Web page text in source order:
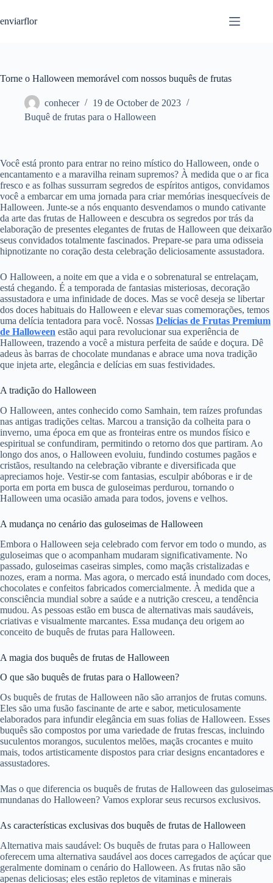
k
c
enviarflor
Torne o Halloween memorável com nossos buquês de frutas
conhecer
19 de October de 2023
Buquê de frutas para o Halloween
Você está pronto para entrar no reino místico do Halloween, onde o
encantamento e a maravilha reinam supremos? À medida que o ar fica
fresco e as folhas sussurram segredos de espíritos antigos, convidamos
você a embarcar em uma jornada para criar memórias inesquecíveis de
Halloween. Junte-se a nós enquanto desvendamos o mundo cativante
da arte das frutas de Halloween e descubra os segredos por trás da
elaboração de presentes elegantes de frutas de Halloween que deixarão
seus convidados totalmente fascinados. Prepare-se para uma odisseia
hipnotizante no coração desta celebração deliciosamente assustadora.
O Halloween, a noite em que a vida e o sobrenatural se entrelaçam,
está chegando. É a temporada de fantasias misteriosas, decoração
assustadora e uma infinidade de doces. Mas se você deseja se libertar
dos doces habituais do Halloween e elevar suas comemorações, temos
uma delícia tentadora para você. Nossas Delícias de Frutas Premium
de Halloween estão aqui para revolucionar sua experiência de
Halloween, trazendo a você a mistura perfeita de saúde e doçura. Dê
adeus às barras de chocolate mundanas e abrace uma nova tradição
que injeta arte, elegância e delícias em suas festividades.
A tradição do Halloween
O Halloween, antes conhecido como Samhain, tem raízes profundas
nas antigas tradições celtas. Marcou a transição da colheita para o
inverno, uma época em que as fronteiras entre os mundos físico e
espiritual se confundiram, permitindo o retorno dos que partiram. Ao
longo dos anos, o Halloween evoluiu, fundindo costumes pagãos e
cristãos, resultando na celebração vibrante e diversificada que
apreciamos hoje. Vestir-se com fantasias, esculpir abóboras e ir de
porta em porta em busca de guloseimas perdurou, tornando o
Halloween uma ocasião amada para todos, jovens e velhos.
A mudança no cenário das guloseimas de Halloween
Embora o Halloween seja celebrado com fervor em todo o mundo, as
guloseimas que o acompanham mudaram significativamente. No
passado, guloseimas caseiras simples, como maçãs cristalizadas e
nozes, eram a norma. Mas agora, o mercado está inundado com doces,
chocolates e confeitos fabricados comercialmente. À medida que a
consciência mundial sobre a saúde e a nutrição cresceu, a tendência
mudou. As pessoas estão em busca de alternativas mais saudáveis,
criativas e visualmente marcantes. Essa mudança deu origem ao
conceito de buquês de frutas para Halloween.
A magia dos buquês de frutas de Halloween
O que são buquês de frutas para o Halloween?
Os buquês de frutas de Halloween não são arranjos de frutas comuns.
Eles são uma fusão fascinante de arte e sabor, meticulosamente
elaborados para infundir elegância em suas folias de Halloween. Esses
buquês são compostos por uma variedade de frutas frescas, incluindo
suculentos morangos, suculentos melões, maçãs crocantes e muito
mais, todos artisticamente dispostos para criar designs encantadores e
assustadores.
Mas o que diferencia os buquês de frutas de Halloween das guloseimas
mundanas do Halloween? Vamos explorar seus recursos exclusivos.
As características exclusivas dos buquês de frutas de Halloween
Alternativa mais saudável: Os buquês de frutas para o Halloween
oferecem uma alternativa saudável aos doces carregados de açúcar que
geralmente dominam o cenário do Halloween. As frutas não são
apenas deliciosas; eles estão repletos de vitaminas e minerais